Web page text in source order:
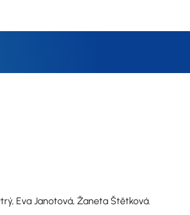
Eva Janotová, Žaneta Štětková.